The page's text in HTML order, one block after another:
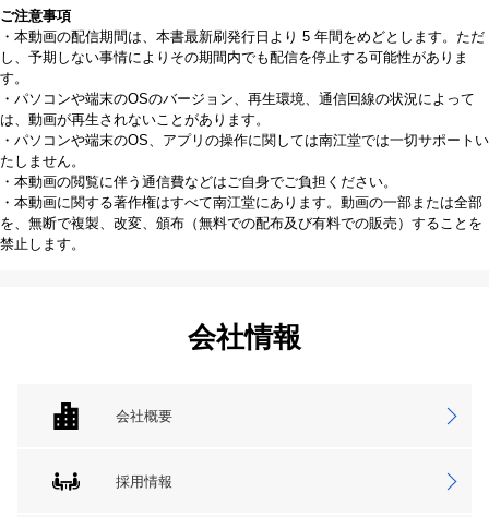
ご注意事項
・本動画の配信期間は、本書最新刷発行日より 5 年間をめどとします。ただ
し、予期しない事情によりその期間内でも配信を停止する可能性がありま
す。
・パソコンや端末のOSのバージョン、再生環境、通信回線の状況によって
は、動画が再生されないことがあります。
・パソコンや端末のOS、アプリの操作に関しては南江堂では一切サポートい
たしません。
・本動画の閲覧に伴う通信費などはご自身でご負担ください。
・本動画に関する著作権はすべて南江堂にあります。動画の一部または全部
を、無断で複製、改変、頒布（無料での配布及び有料での販売）することを
禁止します。
会社情報
会社概要
採用情報